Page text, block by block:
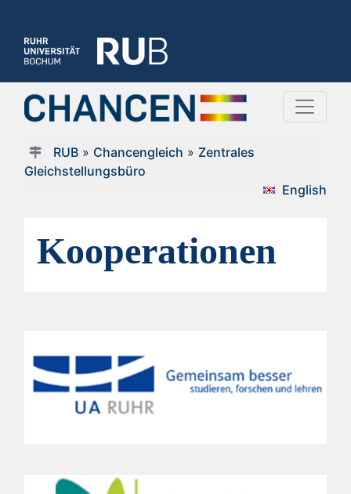
RUB» Chancengleich » Zentrales
Gleichstellungsbüro
English
Kooperationen